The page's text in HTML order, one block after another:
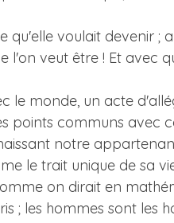
qu'elle voulait devenir
l'on veut être ! Et avec
le monde, un acte
points communs avec
notre
le trait unique de sa
on dirait en
; les hommes sont les